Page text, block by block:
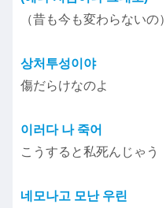
（昔も今も変わらないの）
상처투성이야
傷だらけなのよ
이러다 나 죽어
こうすると私死んじゃう
네모나고 모난 우린